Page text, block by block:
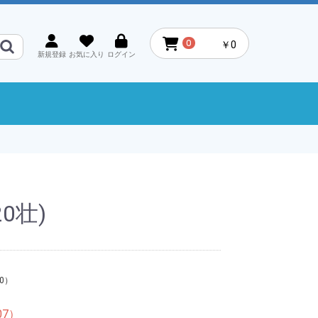
新規登録 お気に入り ログイン
0 ￥0
壮)